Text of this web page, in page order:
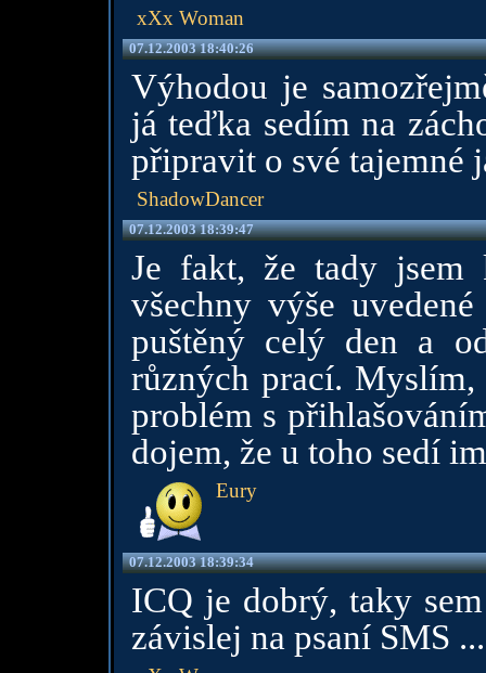
xXx Woman
07.12.2003 18:40:26
Výhodou je
já teďka sedím na
připravit o své tajemné
ShadowDancer
07.12.2003 18:39:47
Je fakt, že tady jsem
všechny výše
puštěný celý den a
různých prací.
problém s
dojem, že u toho sedí
Eury
07.12.2003 18:39:34
ICQ je dobrý, taky
závislej na psaní SMS